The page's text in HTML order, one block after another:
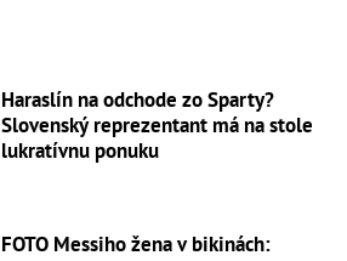
Haraslín na odchode zo Sparty?
Slovenský reprezentant má na stole
lukratívnu ponuku
FOTO Messiho žena v bikinách: